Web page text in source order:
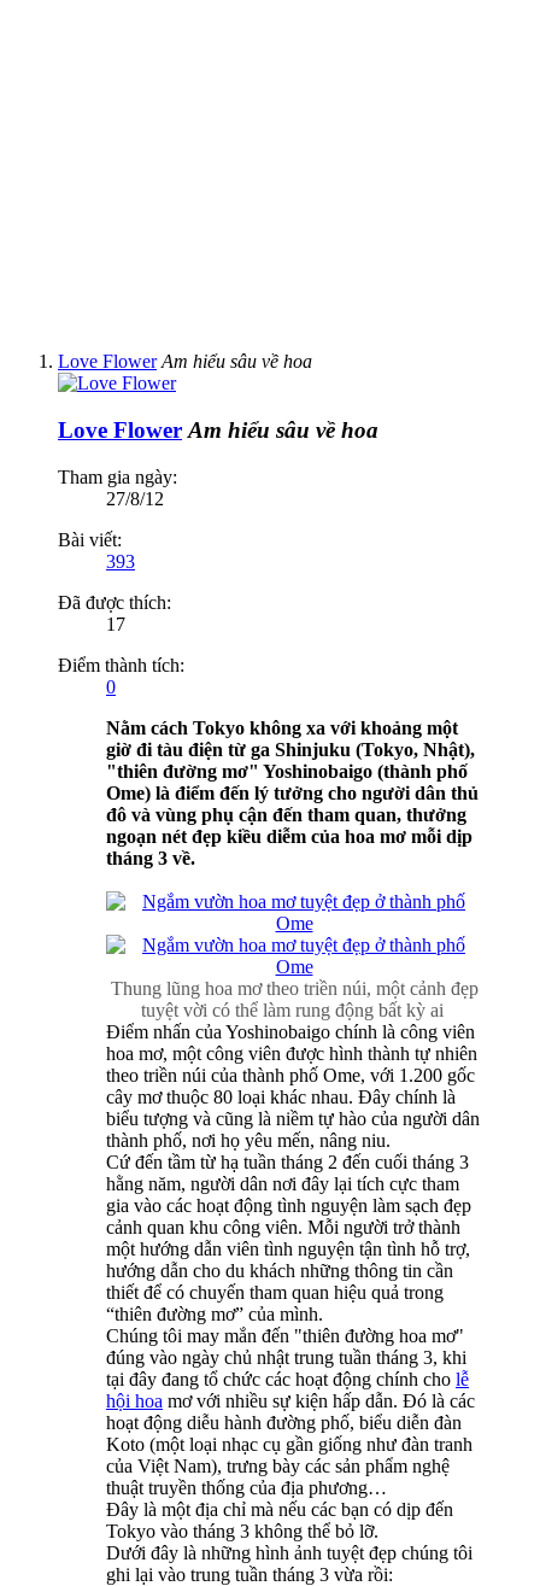
Love Flower Am hiểu sâu về hoa
Love Flower Am hiểu sâu về hoa
Tham gia ngày:
27/8/12
Bài viết:
393
Đã được thích:
17
Điểm thành tích:
0
Nằm cách Tokyo không xa với khoảng một
giờ đi tàu điện từ ga Shinjuku (Tokyo, Nhật),
"thiên đường mơ" Yoshinobaigo (thành phố
Ome) là điểm đến lý tưởng cho người dân thủ
đô và vùng phụ cận đến tham quan, thưởng
ngoạn nét đẹp kiều diễm của hoa mơ mỗi dịp
tháng 3 về.
Thung lũng hoa mơ theo triền núi, một cảnh đẹp
tuyệt vời có thể làm rung động bất kỳ ai
Điểm nhấn của Yoshinobaigo chính là công viên
hoa mơ, một công viên được hình thành tự nhiên
theo triền núi của thành phố Ome, với 1.200 gốc
cây mơ thuộc 80 loại khác nhau. Đây chính là
biểu tượng và cũng là niềm tự hào của người dân
thành phố, nơi họ yêu mến, nâng niu.
Cứ đến tầm từ hạ tuần tháng 2 đến cuối tháng 3
hằng năm, người dân nơi đây lại tích cực tham
gia vào các hoạt động tình nguyện làm sạch đẹp
cảnh quan khu công viên. Mỗi người trở thành
một hướng dẫn viên tình nguyện tận tình hỗ trợ,
hướng dẫn cho du khách những thông tin cần
thiết để có chuyến tham quan hiệu quả trong
“thiên đường mơ” của mình.
Chúng tôi may mắn đến "thiên đường hoa mơ"
đúng vào ngày chủ nhật trung tuần tháng 3, khi
tại đây đang tổ chức các hoạt động chính cho lễ
hội hoa mơ với nhiều sự kiện hấp dẫn. Đó là các
hoạt động diễu hành đường phố, biểu diễn đàn
Koto (một loại nhạc cụ gần giống như đàn tranh
của Việt Nam), trưng bày các sản phẩm nghệ
thuật truyền thống của địa phương…
Đây là một địa chỉ mà nếu các bạn có dịp đến
Tokyo vào tháng 3 không thể bỏ lỡ.
Dưới đây là những hình ảnh tuyệt đẹp chúng tôi
ghi lại vào trung tuần tháng 3 vừa rồi: